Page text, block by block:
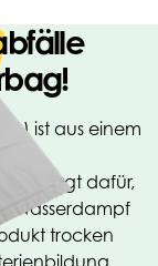
ist aus einem
sorgt dafür,
Wasserdampf
trocken